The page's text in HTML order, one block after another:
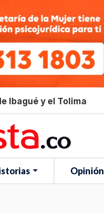
Ibagué y el Tolima
Opinión